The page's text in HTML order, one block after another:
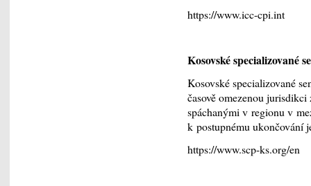
https://www.icc-cpi.int
Kosovské specializované
Kosovské specializované
časově omezenou
spáchanými v regionu v
k postupnému ukončování
https://www.scp-ks.org/en